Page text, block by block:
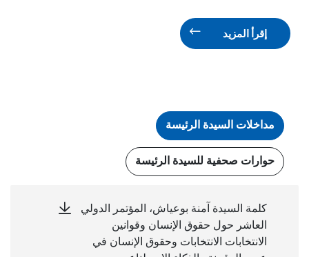
إقرأ المزيد
مداخلات السيدة الرئيسة
حوارات صحفية للسيدة الرئيسة
كلمة السيدة آمنة بوعياش، المؤتمر الدولي
العاشر حول حقوق الإنسان وقوانين
الانتخابات الانتخابات وحقوق الإنسان في